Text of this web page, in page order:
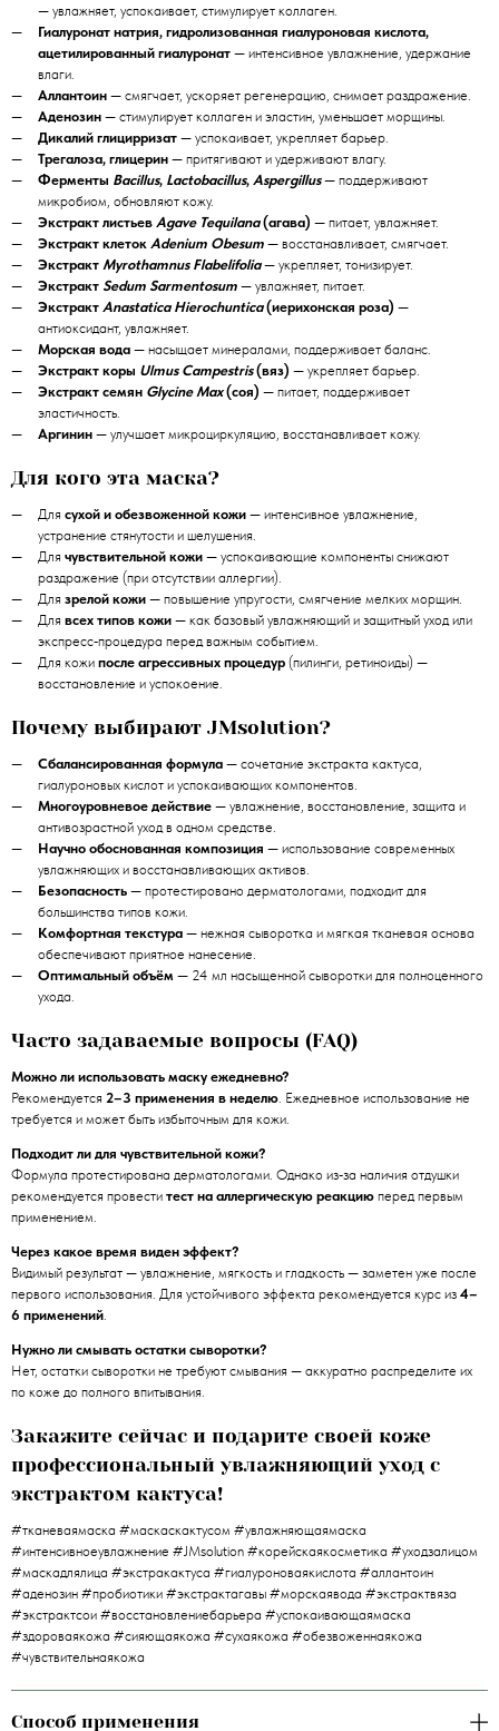
— увлажняет, успокаивает, стимулирует коллаген.
Гиалуронат натрия, гидролизованная гиалуроновая кислота,
ацетилированный гиалуронат — интенсивное увлажнение, удержание
влаги.
Аллантоин — смягчает, ускоряет регенерацию, снимает раздражение.
Аденозин — стимулирует коллаген и эластин, уменьшает морщины.
Дикалий глицирризат — успокаивает, укрепляет барьер.
Трегалоза, глицерин — притягивают и удерживают влагу.
Ферменты Bacillus, Lactobacillus, Aspergillus— поддерживают
микробиом, обновляют кожу.
Экстракт листьев Agave Tequilana(агава) — питает, увлажняет.
Экстракт клеток Adenium Obesum — восстанавливает, смягчает.
Экстракт Myrothamnus Flabelifolia— укрепляет, тонизирует.
Экстракт Sedum Sarmentosum — увлажняет, питает.
Экстракт Anastatica Hierochuntica(иерихонская роза) —
антиоксидант, увлажняет.
Морская вода — насыщает минералами, поддерживает баланс.
Экстракт коры Ulmus Campestris(вяз) — укрепляет барьер.
Экстракт семян Glycine Max(соя) — питает, поддерживает
эластичность.
Аргинин — улучшает микроциркуляцию, восстанавливает кожу.
Для кого эта маска?
Для сухой и обезвоженной кожи — интенсивное увлажнение,
устранение стянутости и шелушения.
Для чувствительной кожи — успокаивающие компоненты снижают
раздражение (при отсутствии аллергии).
Для зрелой кожи — повышение упругости, смягчение мелких морщин.
Для всех типов кожи — как базовый увлажняющий и защитный уход или
экспресс‑процедура перед важным событием.
Для кожи после агрессивных процедур (пилинги, ретиноиды) —
восстановление и успокоение.
Почему выбирают JMsolution?
Сбалансированная формула — сочетание экстракта кактуса,
гиалуроновых кислот и успокаивающих компонентов.
Многоуровневое действие — увлажнение, восстановление, защита и
антивозрастной уход в одном средстве.
Научно обоснованная композиция — использование современных
увлажняющих и восстанавливающих активов.
Безопасность — протестировано дерматологами, подходит для
большинства типов кожи.
Комфортная текстура — нежная сыворотка и мягкая тканевая основа
обеспечивают приятное нанесение.
Оптимальный объём — 24 мл насыщенной сыворотки для полноценного
ухода.
Часто задаваемые вопросы (FAQ)
Можно ли использовать маску ежедневно?
Рекомендуется 2–3 применения в неделю. Ежедневное использование не
требуется и может быть избыточным для кожи.
Подходит ли для чувствительной кожи?
Формула протестирована дерматологами. Однако из‑за наличия отдушки
рекомендуется провести тест на аллергическую реакцию перед первым
применением.
Через какое время виден эффект?
Видимый результат — увлажнение, мягкость и гладкость — заметен уже после
первого использования. Для устойчивого эффекта рекомендуется курс из 4–
6 применений.
Нужно ли смывать остатки сыворотки?
Нет, остатки сыворотки не требуют смывания — аккуратно распределите их
по коже до полного впитывания.
Закажите сейчас и подарите своей коже
профессиональный увлажняющий уход с
экстрактом кактуса!
#тканеваямаска #маскаскактусом #увлажняющаямаска
#интенсивноеувлажнение #JMsolution #корейскаякосметика #уходзалицом
#маскадлялица #экстракактуса #гиалуроноваякислота #аллантоин
#аденозин #пробиотики #экстрактагавы #морскаявода #экстрактвяза
#экстрактсои #восстановлениебарьера #успокаивающаямаска
#здороваякожа #сияющаякожа #сухаякожа #обезвоженнаякожа
#чувствительнаякожа
Способ применения